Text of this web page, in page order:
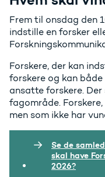
Frem til onsdag den
indstille en forsker
Forskere, der kan
forskere og kan
ansatte forskere.
fagområde.
men som ikke har
Se de
skal have
2026?